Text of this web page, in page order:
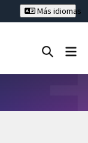
Más idiomas